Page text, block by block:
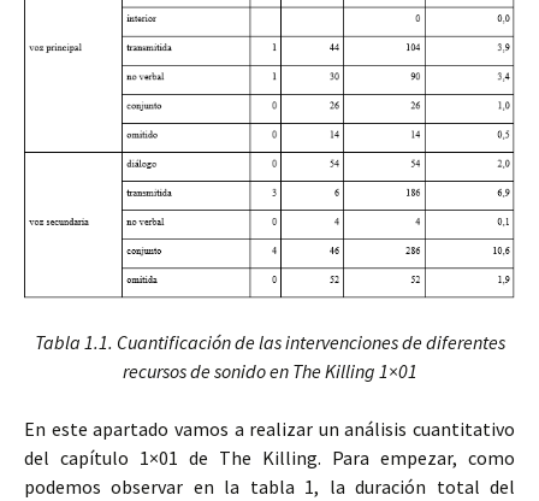
Tabla 1.1. Cuantificación de las intervenciones de diferentes
recursos de sonido en The Killing 1×01
En este apartado vamos a realizar un análisis cuantitativo
del capítulo 1×01 de The Killing. Para empezar, como
podemos observar en la tabla 1, la duración total del